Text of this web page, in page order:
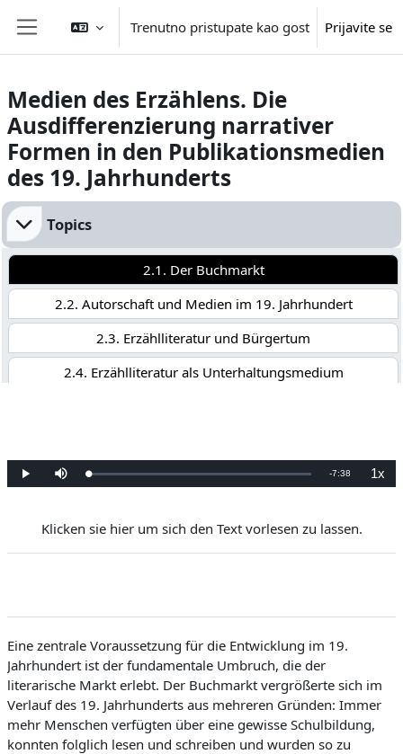
Idi na glavni sadržaj
Trenutno pristupate kao gost Prijavite se
Medien des Erzählens. Die
Ausdifferenzierung narrativer
Formen in den Publikationsmedien
des 19. Jahrhunderts
Section outline
Topics
2.1. Der Buchmarkt
2.2. Autorschaft und Medien im 19. Jahrhundert
2.3. Erzählliteratur und Bürgertum
2.4. Erzählliteratur als Unterhaltungsmedium
P
l
M
u
L
o
:
R
m
a
g
i
-7:38 1x
P
l
Klicken sie hier um sich den Text vorlesen zu lassen.
Eine zentrale Voraussetzung für die Entwicklung im 19.
Jahrhundert ist der fundamentale Umbruch, die der
literarische Markt erlebt. Der Buchmarkt vergrößerte sich im
Verlauf des 19. Jahrhunderts aus mehreren Gründen: Immer
mehr Menschen verfügten über eine gewisse Schulbildung,
konnten folglich lesen und schreiben und wurden so zu